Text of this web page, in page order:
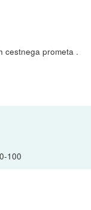
cestnega prometa .
100